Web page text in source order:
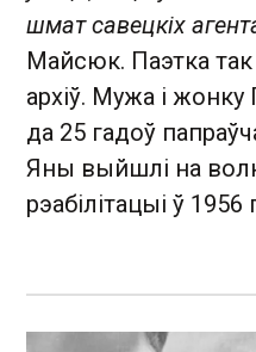
шмат савецкіх
Майсюк. Паэтка так
архіў. Мужа і жонку
да 25 гадоў
Яны выйшлі на
рэабілітацыі ў 1956